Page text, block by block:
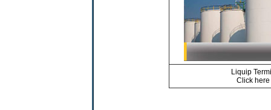
Liquip
Click